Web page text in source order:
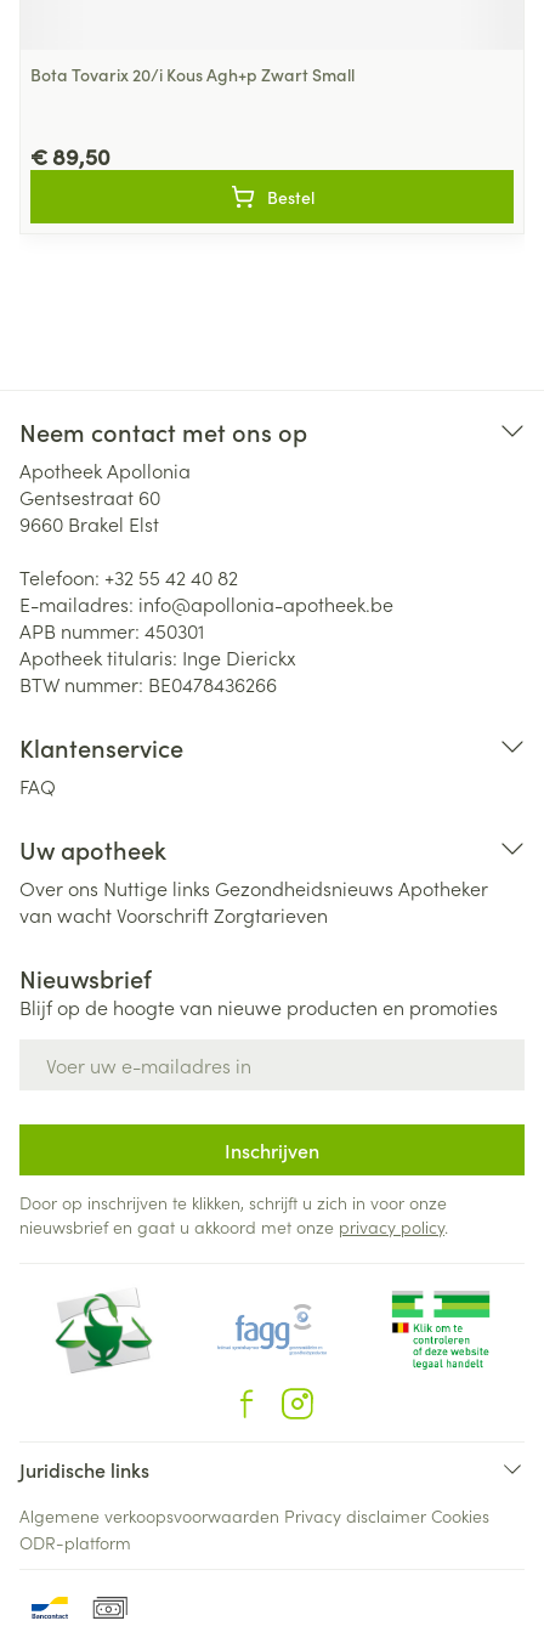
Bota Tovarix 20/i Kous Agh+p Zwart Small
€ 89,50
Bestel
Neem contact met ons op
Apotheek Apollonia
Gentsestraat 60
9660 Brakel Elst
Telefoon: +32 55 42 40 82
E-mailadres: info@apollonia-apotheek.be
APB nummer: 450301
Apotheek titularis: Inge Dierickx
BTW nummer: BE0478436266
Klantenservice
FAQ
Uw apotheek
Over ons Nuttige links Gezondheidsnieuws Apotheker
van wachtVoorschriftZorgtarieven
Nieuwsbrief
Blijf op de hoogte van nieuwe producten en promoties
Inschrijven
Door op inschrijven te klikken, schrijft u zich in voor onze
nieuwsbrief en gaat u akkoord met onze privacy policy.
Juridische links
Algemene verkoopsvoorwaarden Privacy disclaimer Cookies
ODR-platform